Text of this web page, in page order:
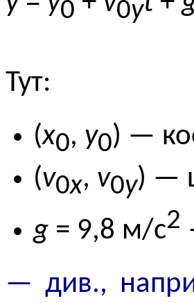
0 0y
Тут:
(x0, y0) —
(v0x, v0y) —
g = 9,8 м/с2
— див.,